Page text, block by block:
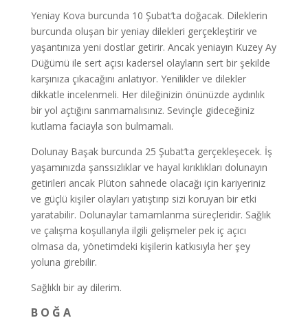
Yeniay Kova burcunda 10 Şubat’ta doğacak. Dileklerin
burcunda oluşan bir yeniay dilekleri gerçekleştirir ve
yaşantınıza yeni dostlar getirir. Ancak yeniayın Kuzey Ay
Düğümü ile sert açısı kadersel olayların sert bir şekilde
karşınıza çıkacağını anlatıyor. Yenilikler ve dilekler
dikkatle incelenmeli. Her dileğinizin önünüzde aydınlık
bir yol açtığını sanmamalısınız. Sevinçle gideceğiniz
kutlama faciayla son bulmamalı.
Dolunay Başak burcunda 25 Şubat’ta gerçekleşecek. İş
yaşamınızda şanssızlıklar ve hayal kırıklıkları dolunayın
getirileri ancak Plüton sahnede olacağı için kariyeriniz
ve güçlü kişiler olayları yatıştırıp sizi koruyan bir etki
yaratabilir. Dolunaylar tamamlanma süreçleridir. Sağlık
ve çalışma koşullarıyla ilgili gelişmeler pek iç açıcı
olmasa da, yönetimdeki kişilerin katkısıyla her şey
yoluna girebilir.
Sağlıklı bir ay dilerim.
B O Ğ A